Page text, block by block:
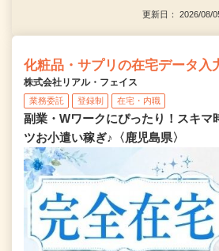
更新日： 2026/
化粧品・サプリの在宅データ入
株式会社リアル・フェイス
業務委託 登録制 在宅・内職
副業・Wワークにぴったり！スキマ
ツお小遣い稼ぎ♪〈鹿児島県〉